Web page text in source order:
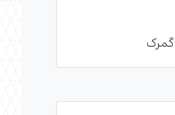
گمرک